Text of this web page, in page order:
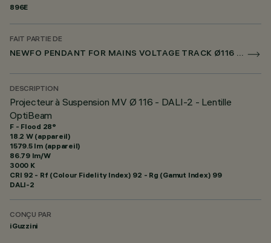
896E
FAIT PARTIE DE
NEWFO PENDANT FOR MAINS VOLTAGE TRACK Ø116 MM
DESCRIPTION
Projecteur à Suspension MV Ø 116 - DALI-2 - Lentille
OptiBeam
F - Flood 28°
18.2 W (appareil)
1579.5 lm (appareil)
86.79 lm/W
3000 K
CRI 92 - Rf (Colour Fidelity Index) 92 - Rg (Gamut Index) 99
DALI-2
CONÇU PAR
iGuzzini